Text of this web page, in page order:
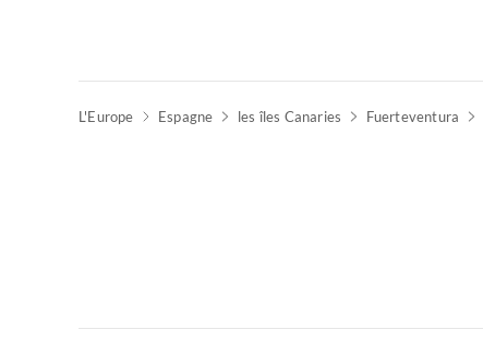
L'Europe Espagne les îles Canaries Fuerteventura